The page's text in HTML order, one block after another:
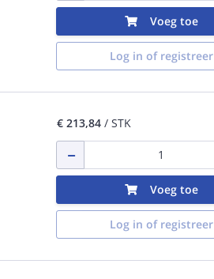
Voeg toe
Log in of registreer
€ 213,84/ STK
Voeg toe
Log in of registreer